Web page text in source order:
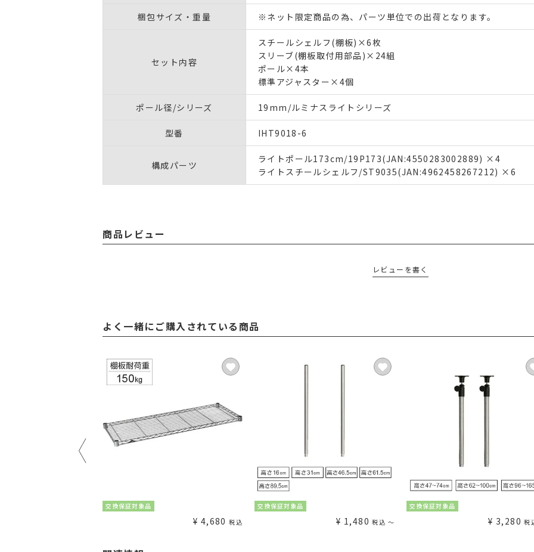
梱包サイズ・重量 ※ネット限定商品の為、パーツ単位での出荷となります。
セット内容
スチールシェルフ(棚板)×6枚
スリーブ(棚板取付用部品)×24組
ポール×4本
標準アジャスター×4個
ポール径/シリーズ 19mm/ルミナスライトシリーズ
型番 IHT9018-6
構成パーツ
ライトポール173cm/19P173(JAN:4550283002889) ×4
ライトスチールシェルフ/ST9035(JAN:4962458267212) ×6
商品レビュー
レビューを書く
よく一緒にご購入されている商品
交換保証対象品
¥ 4,680 税込
交換保証対象品
¥ 1,480 税込 〜
交換保証対象品
¥ 3,280 税